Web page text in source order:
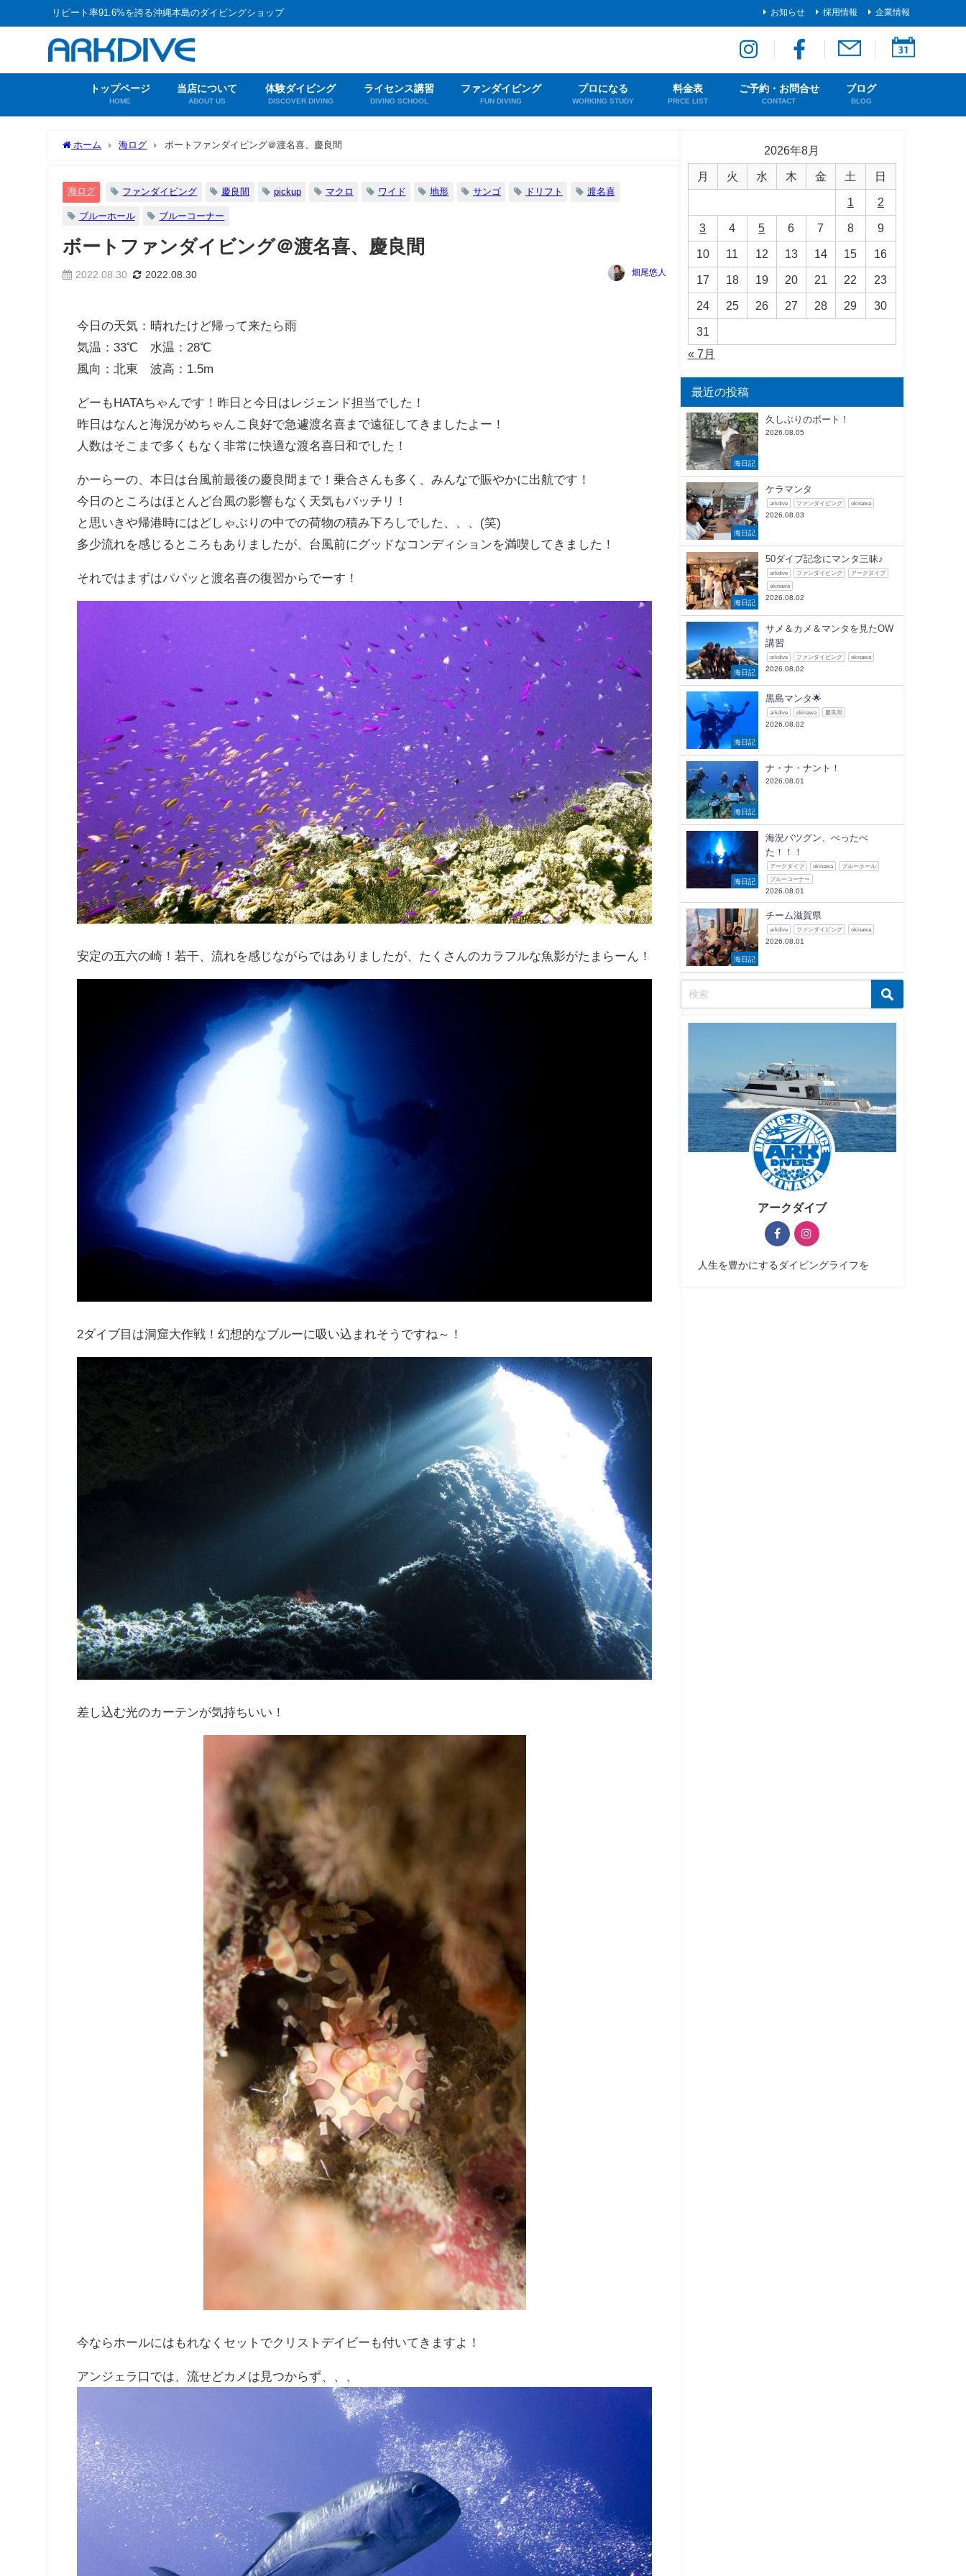
リピート率91.6%を誇る沖縄本島のダイビングショップ お知らせ 採用情報 企業情報
トップページ
HOME
当店について
ABOUT US
体験ダイビング
DISCOVER DIVING
ライセンス講習
DIVING SCHOOL
ファンダイビング
FUN DIVING
プロになる
WORKING STUDY
料金表
PRICE LIST
ご予約・お問合せ
CONTACT
ブログ
BLOG
ホーム 海ログ ボートファンダイビング＠渡名喜、慶良間
海ログ ファンダイビング 慶良間 pickup マクロ ワイド 地形 サンゴ ドリフト 渡名喜
ブルーホール ブルーコーナー
ボートファンダイビング＠渡名喜、慶良間
2022.08.30 2022.08.30 畑尾悠人
今日の天気：晴れたけど帰って来たら雨
気温：33℃ 水温：28℃
風向：北東 波高：1.5m
どーもHATAちゃんです！昨日と今日はレジェンド担当でした！
昨日はなんと海況がめちゃんこ良好で急遽渡名喜まで遠征してきましたよー！
人数はそこまで多くもなく非常に快適な渡名喜日和でした！
かーらーの、本日は台風前最後の慶良間まで！乗合さんも多く、みんなで賑やかに出航です！
今日のところはほとんど台風の影響もなく天気もバッチリ！
と思いきや帰港時にはどしゃぶりの中での荷物の積み下ろしでした、、、(笑)
多少流れを感じるところもありましたが、台風前にグッドなコンディションを満喫してきました！
それではまずはパパッと渡名喜の復習からでーす！
安定の五六の崎！若干、流れを感じながらではありましたが、たくさんのカラフルな魚影がたまらーん！
2ダイブ目は洞窟大作戦！幻想的なブルーに吸い込まれそうですね～！
差し込む光のカーテンが気持ちいい！
今ならホールにはもれなくセットでクリストデイビーも付いてきますよ！
アンジェラ口では、流せどカメは見つからず、、、
2026年8月
月 火 水 木 金 土 日
1 2
3 4 5 6 7 8 9
10 11 12 13 14 15 16
17 18 19 20 21 22 23
24 25 26 27 28 29 30
31
« 7月
最近の投稿
海日記
久しぶりのボート！
2026.08.05
海日記
ケラマンタ
arkdive ファンダイビング okinawa
2026.08.03
海日記
50ダイブ記念にマンタ三昧♪
arkdive ファンダイビング アークダイブ
okinawa
2026.08.02
海日記
サメ＆カメ＆マンタを見たOW
講習
arkdive ファンダイビング okinawa
2026.08.02
海日記
黒島マンタ🌟
arkdive okinawa 慶良間
2026.08.02
海日記
ナ・ナ・ナント！
2026.08.01
海日記
海況バツグン、べったべ
た！！！
アークダイブ okinawa ブルーホール
ブルーコーナー
2026.08.01
海日記
チーム滋賀県
arkdive ファンダイビング okinawa
2026.08.01
アークダイブ
人生を豊かにするダイビングライフを